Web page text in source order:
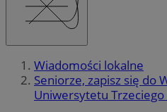
Wiadomości lokalne
Seniorze, zapisz się do
Uniwersytetu Trzeciego